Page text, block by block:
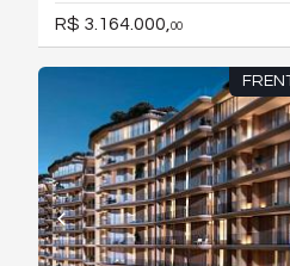
R$ 3.164.000, 00